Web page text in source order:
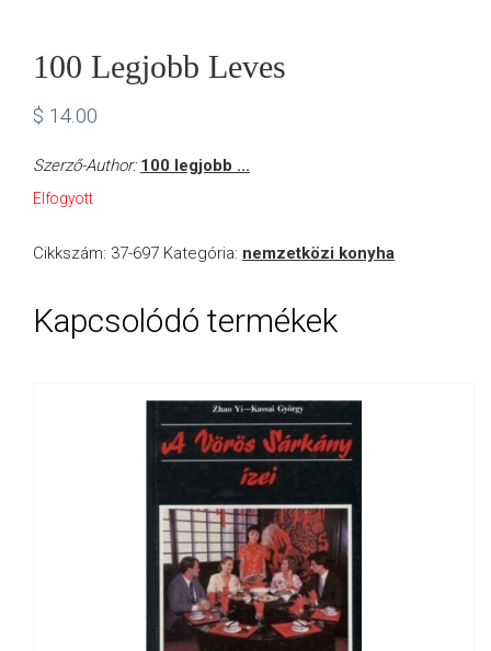
100 Legjobb Leves
$ 14.00
Szerző-Author: 100 legjobb ...
Elfogyott
Cikkszám: 37-697 Kategória: nemzetközi konyha
Kapcsolódó termékek